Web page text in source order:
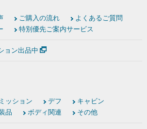
ご購入の流れ
よくあるご質問
特別優先ご案内サービス
ョン出品中
ミッション デフ
キャビン
品 ボディ関連 その他